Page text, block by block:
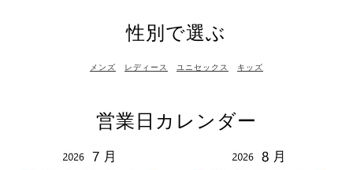
性別で選ぶ
メンズ レディース ユニセックス キッズ
営業日カレンダー